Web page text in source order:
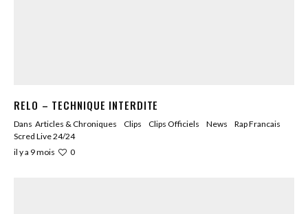
RELO – TECHNIQUE INTERDITE
Dans Articles & Chroniques Clips Clips Officiels News
Rap Francais
Scred Live 24/24
il y a 9 mois
0